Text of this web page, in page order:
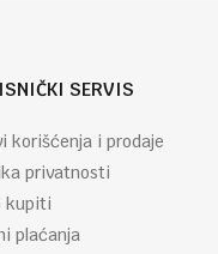
SERVIS
korišćenja i prodaje
privatnosti
kupiti
plaćanja